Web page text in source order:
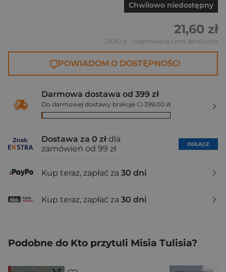
Chwilowo niedostępny
21,60 zł
28,80 zł - sugerowana cena detaliczna
POWIADOM O DOSTĘPNOŚCI
Darmowa dostawa od 399 zł
Do darmowej dostawy brakuje Ci 399,00 zł
Dostawa za 0 zł dla
zamówień od 99 zł
DOŁĄCZ
Kup teraz, zapłać za 30 dni
Kup teraz, zapłać za 30 dni
Podobne do Kto przytuli Misia Tulisia?